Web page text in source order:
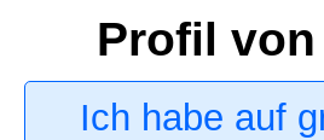
Profil
Ich habe auf